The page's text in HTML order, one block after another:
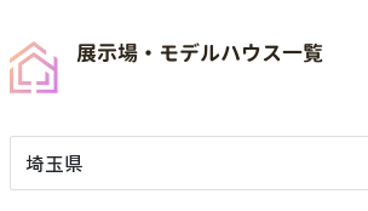
展示場・モデルハウス一覧
埼玉県